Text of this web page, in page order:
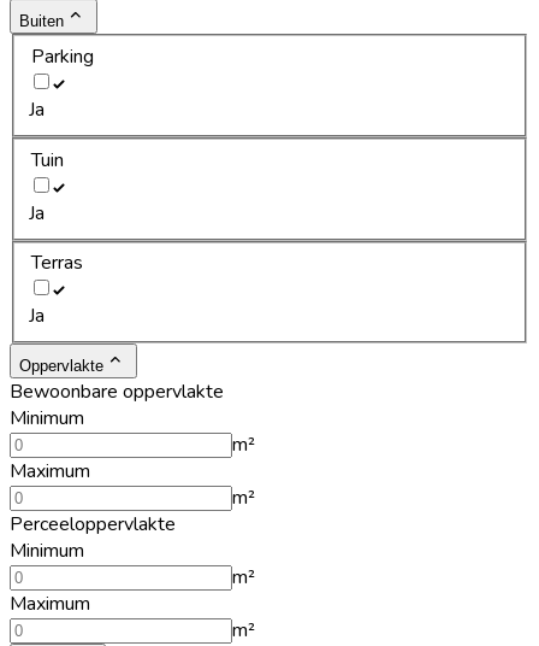
Buiten
Parking
Ja
Tuin
Ja
Terras
Ja
Oppervlakte
Bewoonbare oppervlakte
Minimum
m²
Maximum
m²
Perceeloppervlakte
Minimum
m²
Maximum
m²